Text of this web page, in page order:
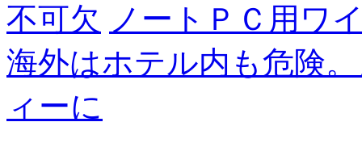
不可欠 ノートＰＣ用ワ
海外はホテル内も危険
ィーに